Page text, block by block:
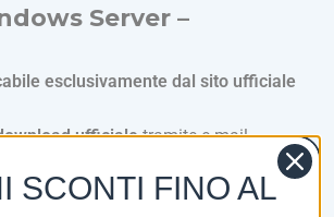
Server –
esclusivamente dal sito ufficiale
ufficialetramite e-mail
dopo il completamento dell’ordine.
SCONTI FINO AL